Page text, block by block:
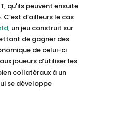
qu'ils peuvent ensuite
d’ailleurs le cas
, un jeu construit sur
de gagner des
de celui-ci
joueurs d’utiliser les
collatéraux à un
se développe